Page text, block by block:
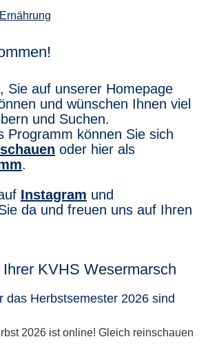
Sie auf unserer Homepage
und wünschen Ihnen viel
und Suchen.
Programm können Sie sich
oder hier als
.
Instagram und
da und freuen uns auf Ihren
KVHS Wesermarsch
das Herbstsemester 2026 sind
2026 ist online! Gleich reinschauen